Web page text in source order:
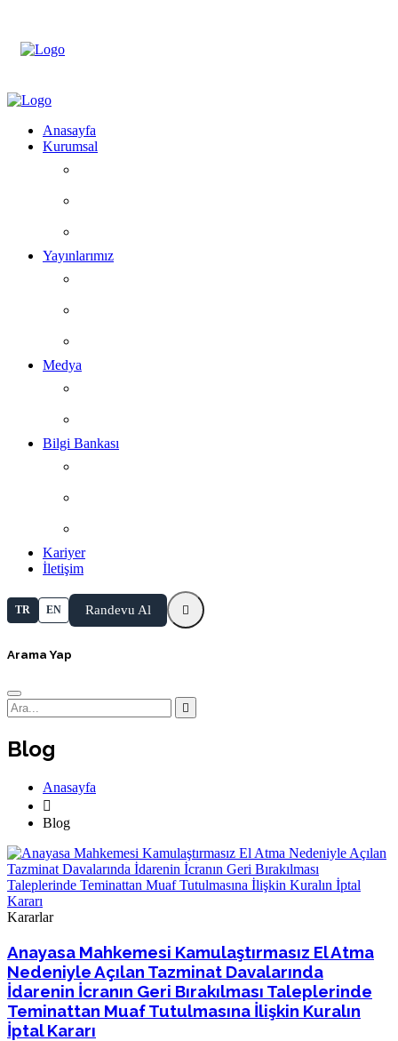
Anasayfa
Kurumsal
Yayınlarımız
Medya
Bilgi Bankası
Kariyer
İletişim
TR EN Randevu Al
Arama Yap
Blog
Anasayfa
Blog
Kararlar
Anayasa Mahkemesi Kamulaştırmasız El Atma
Nedeniyle Açılan Tazminat Davalarında
İdarenin İcranın Geri Bırakılması Taleplerinde
Teminattan Muaf Tutulmasına İlişkin Kuralın
İptal Kararı